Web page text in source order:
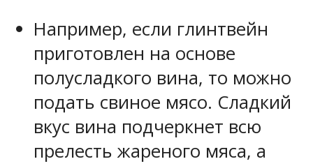
Например, если глинтвейн
приготовлен на основе
полусладкого вина, то можно
подать свиное мясо. Сладкий
вкус вина подчеркнет всю
прелесть жареного мяса, а